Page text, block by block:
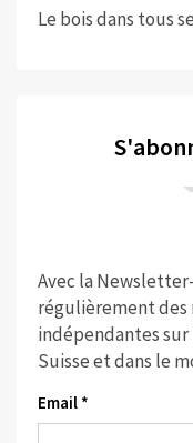
Le bois dans tous
Avec la
régulièrement
indépendantes
Suisse et dans le
Email *